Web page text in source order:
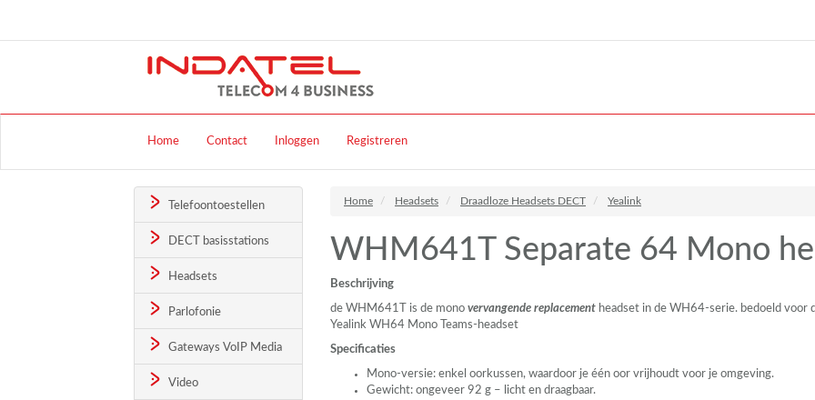
Home Contact Inloggen Registreren
Telefoontoestellen
DECT basisstations
Headsets
Parlofonie
Gateways VoIP Media
Video
Home Headsets Draadloze Headsets DECT Yealink
WHM641T Separate 64 Mono
Beschrijving
de WHM641T is de mono vervangende replacement headset in de WH64-serie. bedoeld voor
Yealink WH64 Mono Teams-headset
Specificaties
Mono-versie: enkel oorkussen, waardoor je één oor vrijhoudt voor je omgeving.
Gewicht: ongeveer 92 g – licht en draagbaar.